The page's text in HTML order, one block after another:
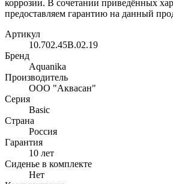
коррозии. В сочетании приведённых
предоставляем гарантию на данный
Артикул
10.702.45B.02.19
Бренд
Aquanika
Производитель
ООО "Аквасан"
Серия
Basic
Страна
Россия
Гарантия
10 лет
Сиденье в комплекте
Нет